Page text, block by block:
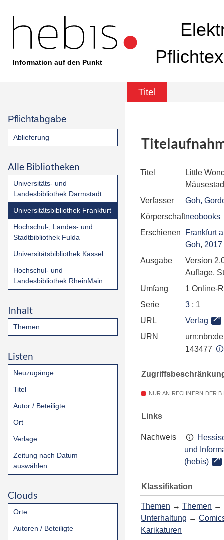
Information auf den Punkt
Titel
Pflichtabgabe
Ablieferung
Alle Bibliotheken
Universitäts- und
Landesbibliothek Darmstadt
Universitätsbibliothek Frankfurt
Hochschul-, Landes- und
Stadtbibliothek Fulda
Universitätsbibliothek Kassel
Hochschul- und
Landesbibliothek RheinMain
Inhalt
Themen
Listen
Neuzugänge
Titel
Autor / Beteiligte
Ort
Verlage
Zeitung nach Datum
auswählen
Clouds
Orte
Autoren / Beteiligte
Titel
Little
Verfasser
Goh,
Körperschaftneobooks
Erschienen
Frankfurt
Goh, 2017
Ausgabe
Version
Auflage,
Umfang
1 Online-
Serie
3 ; 1
URL
Verlag
URN
143477
NUR AN RECHNERN DER
Links
Nachweis
und
(hebis)
Klassifikation
Themen → Themen →
Unterhaltung →
Karikaturen